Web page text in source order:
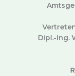
Dipl.-Ing.